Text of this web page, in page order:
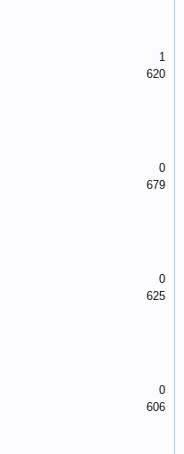
1
620
0
679
0
625
0
606